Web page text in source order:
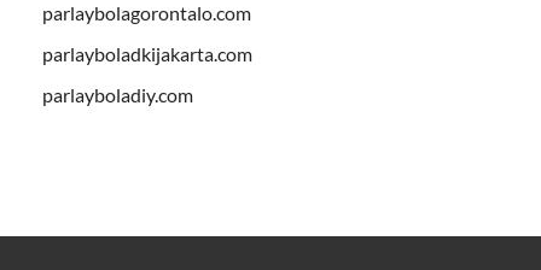
parlaybolagorontalo.com
parlayboladkijakarta.com
parlayboladiy.com